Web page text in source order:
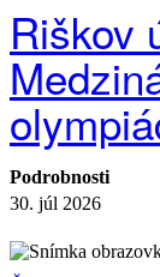
Riškov
Podrobnosti
30. júl 2026